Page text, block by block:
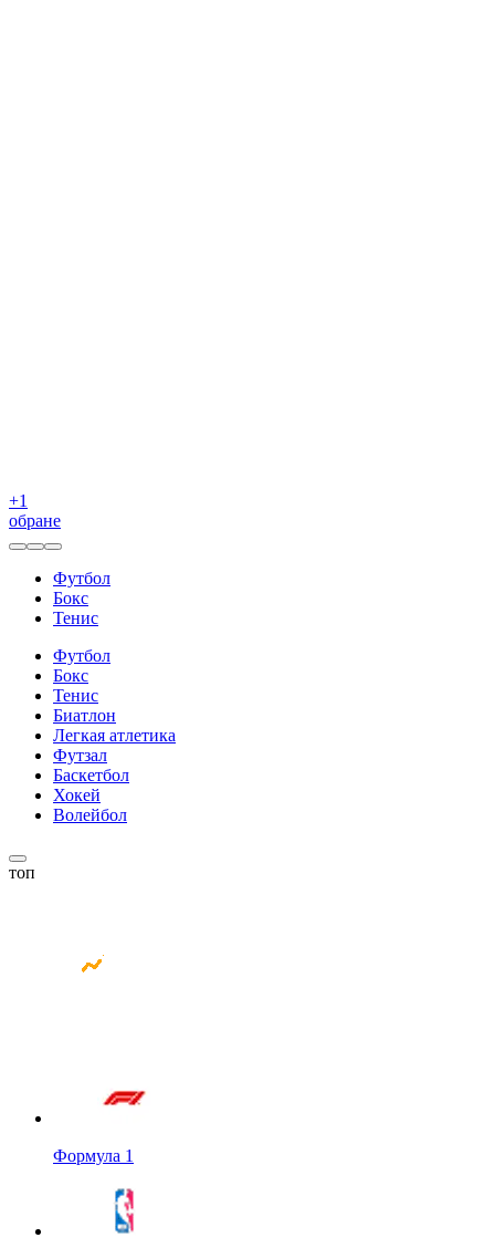
+1
обране
Футбол
Бокс
Тенис
Футбол
Бокс
Тенис
Биатлон
Легкая атлетика
Футзал
Баскетбол
Хокей
Волейбол
топ
Формула 1